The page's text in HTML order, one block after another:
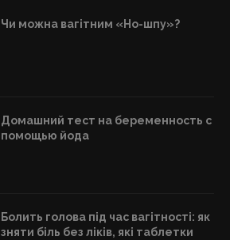
Чи можна вагітним «Но-шпу»?
Домашний тест на беременность с
помощью йода
Болить голова під час вагітності: як
зняти біль без ліків, які таблетки